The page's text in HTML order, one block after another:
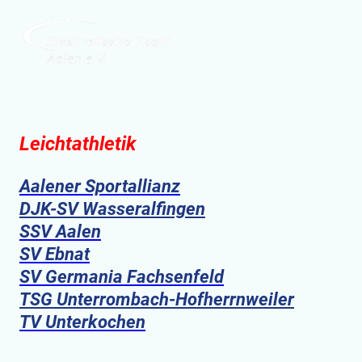
Leichtathletik
Aalener Sportallianz
DJK-SV Wasseralfingen
SSV Aalen
SV Ebnat
SV Germania Fachsenfeld
TSG Unterrombach-Hofherrnweiler
TV Unterkochen